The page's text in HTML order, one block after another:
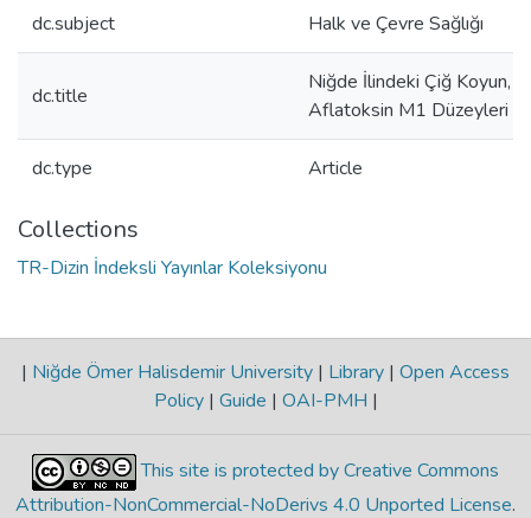
dc.subject Halk ve Çevre Sağlığı
dc.title
Niğde İlindeki Çiğ Koyun,
Aflatoksin M1 Düzeyleri
dc.type Article
Collections
TR-Dizin İndeksli Yayınlar Koleksiyonu
| Niğde Ömer Halisdemir University | Library | Open Access
Policy | Guide | OAI-PMH |
This site is protected by Creative Commons
Attribution-NonCommercial-NoDerivs 4.0 Unported License.